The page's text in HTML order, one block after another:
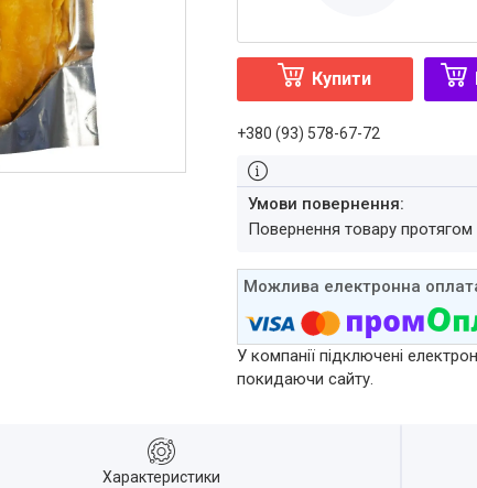
Купити
+380 (93) 578-67-72
повернення товару протягом
У компанії підключені
покидаючи сайту.
Характеристики